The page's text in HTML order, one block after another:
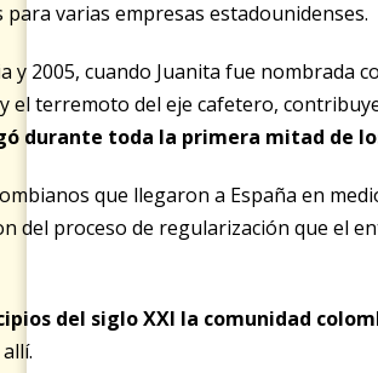
varias empresas estadounidenses.
y 2005, cuando Juanita fue nombrada
el terremoto del eje cafetero,
durante toda la primera mitad de
que llegaron a España en
del proceso de regularización que el
del siglo XXI la comunidad